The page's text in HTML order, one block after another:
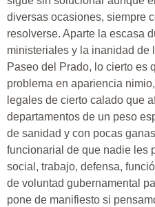
diversas ocasiones, siempre
resolverse. Aparte la escasa
ministeriales y la inanidad de
Paseo del Prado, lo cierto es
problema en apariencia
legales de cierto calado que
departamentos de un peso
de sanidad y con pocas
funcionarial de que nadie les
social, trabajo, defensa,
de voluntad gubernamental
pone de manifiesto si